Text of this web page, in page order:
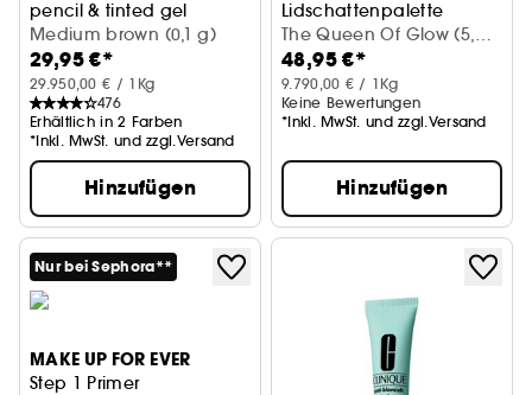
pencil & tinted gel
Medium brown (0,1 g)
29,95 €*
29.950,00 € / 1Kg
476
Erhältlich in 2 Farben
*Inkl. MwSt. und zzgl.Versand
Hinzufügen
Lidschattenpalette
The Queen Of Glow (5,2
g)
48,95 €*
9.790,00 € / 1Kg
Keine Bewertungen
*Inkl. MwSt. und zzgl.Versand
Hinzufügen
Nur bei Sephora**
MAKE UP FOR EVER
Step 1 Primer